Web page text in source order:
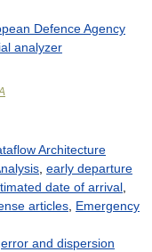
Defence Agency
analyzer
Architecture
early departure
date of arrival
articles Emergency
error and dispersion